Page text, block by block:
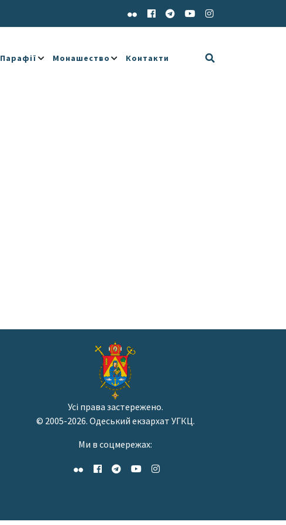
Парафії Монашество Контакти
Усі права застережено.
© 2005-2026. Одеський екзархат УГКЦ.
Ми в соцмережах: